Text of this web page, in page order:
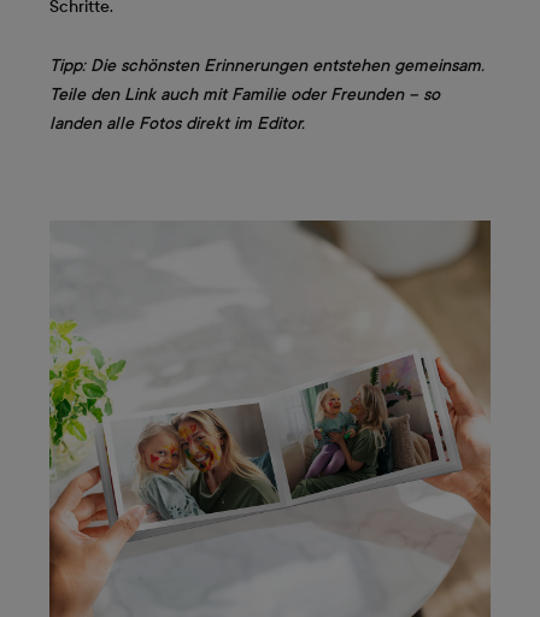
Schritte.
Tipp: Die schönsten Erinnerungen entstehen gemeinsam.
Teile den Link auch mit Familie oder Freunden – so
landen alle Fotos direkt im Editor.